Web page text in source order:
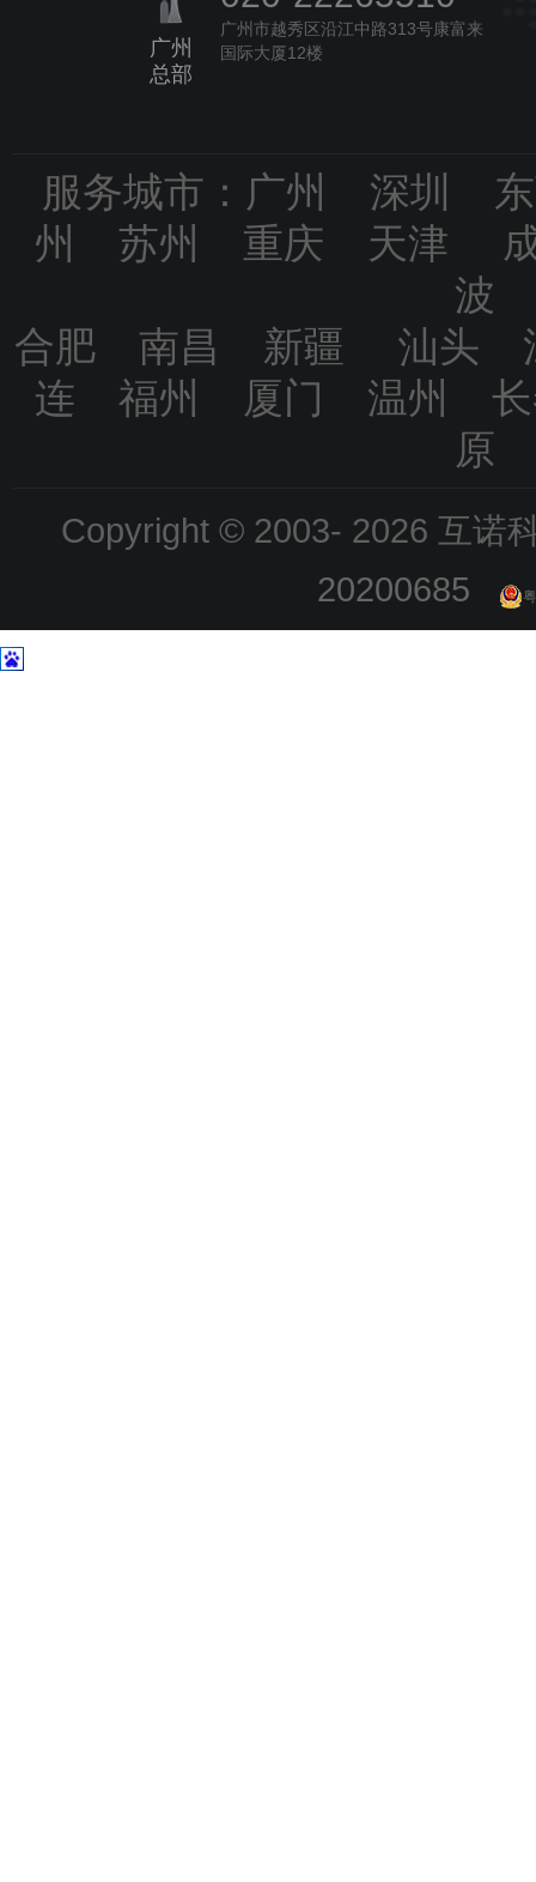
广州
总部
广州市越秀区沿江中路313号康富来
国际大厦12楼
服务城市：广州 深
州 苏州 重庆 天津
波
合肥 南昌 新疆 汕头
连 福州 厦门 温州
原
Copyright © 2003- 2026 互诺
20200685